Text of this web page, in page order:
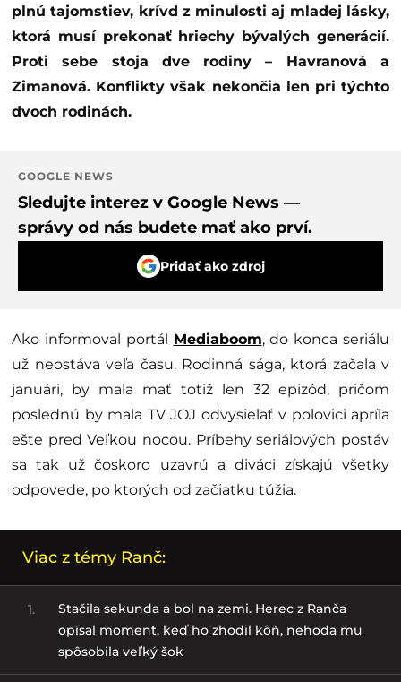
plnú tajomstiev, krívd z minulosti aj mladej lásky,
ktorá musí prekonať hriechy bývalých generácií.
Proti sebe stoja dve rodiny – Havranová a
Zimanová. Konflikty však nekončia len pri týchto
dvoch rodinách.
GOOGLE NEWS
Sledujte interez v Google News —
správy od nás budete mať ako prví.
Pridať ako zdroj
Ako informoval portál Mediaboom, do konca seriálu
už neostáva veľa času. Rodinná sága, ktorá začala v
januári, by mala mať totiž len 32 epizód, pričom
poslednú by mala TV JOJ odvysielať v polovici apríla
ešte pred Veľkou nocou. Príbehy seriálových postáv
sa tak už čoskoro uzavrú a diváci získajú všetky
odpovede, po ktorých od začiatku túžia.
Viac z témy Ranč:
1.
Stačila sekunda a bol na zemi. Herec z Ranča
opísal moment, keď ho zhodil kôň, nehoda mu
spôsobila veľký šok